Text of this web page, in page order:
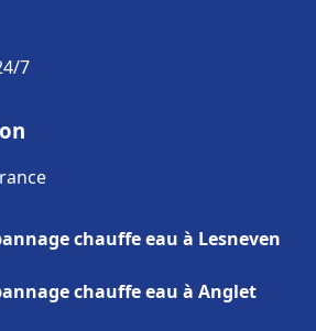
7
chauffe eau à Lesneven
chauffe eau à Anglet